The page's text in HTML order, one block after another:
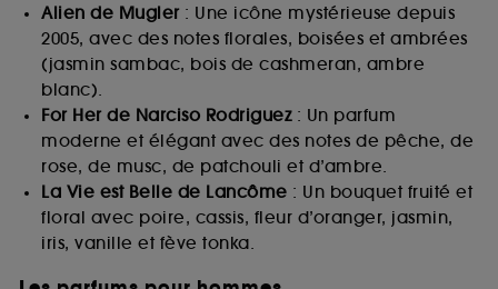
Alien de Mugler: Une icône mystérieuse depuis
2005, avec des notes florales, boisées et ambrées
(jasmin sambac, bois de cashmeran, ambre
blanc).
For Her de Narciso Rodriguez: Un parfum
moderne et élégant avec des notes de pêche, de
rose, de musc, de patchouli et d’ambre.
La Vie est Belle de Lancôme : Un bouquet fruité et
floral avec poire, cassis, fleur d’oranger, jasmin,
iris, vanille et fève tonka.